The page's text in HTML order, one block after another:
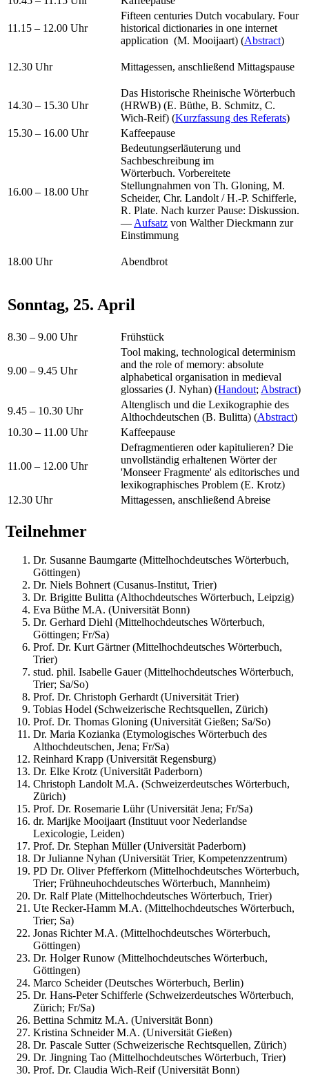
11.15 – 12.00 Uhr
Fifteen centuries Dutch vocabulary. Four
historical dictionaries in one internet
application (M. Mooijaart) (Abstract)
12.30 Uhr Mittagessen, anschließend Mittagspause
14.30 – 15.30 Uhr
Das Historische Rheinische Wörterbuch
(HRWB) (E. Büthe, B. Schmitz, C.
Wich-Reif) (Kurzfassung des Referats)
15.30 – 16.00 Uhr
Kaffeepause
16.00 – 18.00 Uhr
Bedeutungserläuterung und
Sachbeschreibung im
Wörterbuch. Vorbereitete
Stellungnahmen von Th. Gloning, M.
Scheider, Chr. Landolt / H.-P. Schifferle,
R. Plate. Nach kurzer Pause: Diskussion.
— Aufsatz von Walther Dieckmann zur
Einstimmung
18.00 Uhr Abendbrot
Sonntag, 25. April
8.30 – 9.00 Uhr Frühstück
9.00 – 9.45 Uhr
Tool making, technological determinism
and the role of memory: absolute
alphabetical organisation in medieval
glossaries (J. Nyhan) (Handout; Abstract)
9.45 – 10.30 Uhr
Altenglisch und die Lexikographie des
Althochdeutschen (B. Bulitta) (Abstract)
10.30 – 11.00 Uhr
Kaffeepause
11.00 – 12.00 Uhr
Defragmentieren oder kapitulieren? Die
unvollständig erhaltenen Wörter der
'Monseer Fragmente' als editorisches und
lexikographisches Problem (E. Krotz)
12.30 Uhr
Mittagessen, anschließend Abreise
Teilnehmer
Dr. Susanne Baumgarte (Mittelhochdeutsches Wörterbuch,
Göttingen)
Dr. Niels Bohnert (Cusanus-Institut, Trier)
Dr. Brigitte Bulitta (Althochdeutsches Wörterbuch, Leipzig)
Eva Büthe M.A. (Universität Bonn)
Dr. Gerhard Diehl (Mittelhochdeutsches Wörterbuch,
Göttingen; Fr/Sa)
Prof. Dr. Kurt Gärtner (Mittelhochdeutsches Wörterbuch,
Trier)
stud. phil. Isabelle Gauer (Mittelhochdeutsches Wörterbuch,
Trier; Sa/So)
Prof. Dr. Christoph Gerhardt (Universität Trier)
Tobias Hodel (Schweizerische Rechtsquellen, Zürich)
Prof. Dr. Thomas Gloning (Universität Gießen; Sa/So)
Dr. Maria Kozianka (Etymologisches Wörterbuch des
Althochdeutschen, Jena; Fr/Sa)
Reinhard Krapp (Universität Regensburg)
Dr. Elke Krotz (Universität Paderborn)
Christoph Landolt M.A. (Schweizerdeutsches Wörterbuch,
Zürich)
Prof. Dr. Rosemarie Lühr (Universität Jena; Fr/Sa)
dr. Marijke Mooijaart (Instituut voor Nederlandse
Lexicologie, Leiden)
Prof. Dr. Stephan Müller (Universität Paderborn)
Dr Julianne Nyhan (Universität Trier, Kompetenzzentrum)
PD Dr. Oliver Pfefferkorn (Mittelhochdeutsches Wörterbuch,
Trier; Frühneuhochdeutsches Wörterbuch, Mannheim)
Dr. Ralf Plate (Mittelhochdeutsches Wörterbuch, Trier)
Ute Recker-Hamm M.A. (Mittelhochdeutsches Wörterbuch,
Trier; Sa)
Jonas Richter M.A. (Mittelhochdeutsches Wörterbuch,
Göttingen)
Dr. Holger Runow (Mittelhochdeutsches Wörterbuch,
Göttingen)
Marco Scheider (Deutsches Wörterbuch, Berlin)
Dr. Hans-Peter Schifferle (Schweizerdeutsches Wörterbuch,
Zürich; Fr/Sa)
Bettina Schmitz M.A. (Universität Bonn)
Kristina Schneider M.A. (Universität Gießen)
Dr. Pascale Sutter (Schweizerische Rechtsquellen, Zürich)
Dr. Jingning Tao (Mittelhochdeutsches Wörterbuch, Trier)
Prof. Dr. Claudia Wich-Reif (Universität Bonn)